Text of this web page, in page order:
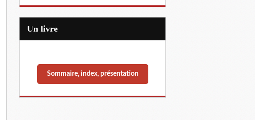
Un livre
Sommaire, index, présentation